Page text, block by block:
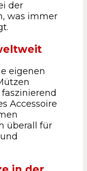
der
was immer
eigenen
Accessoire
überall für